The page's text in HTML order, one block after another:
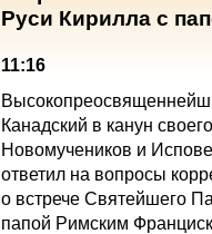
Руси Кирилла с
11:16
Канадский в канун
Новомучеников и
ответил на вопросы
о встрече Святейшего
папой Римским